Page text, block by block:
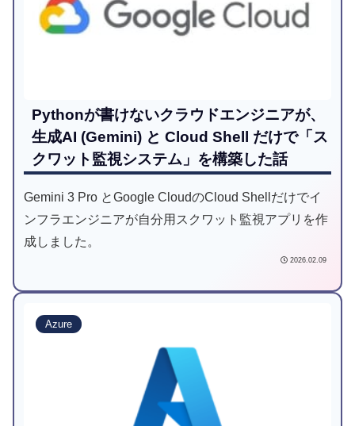
Pythonが書けないクラウドエンジニアが、
生成AI (Gemini) と Cloud Shell だけで「ス
クワット監視システム」を構築した話
Gemini 3 Pro とGoogle CloudのCloud Shellだけでイ
ンフラエンジニアが自分用スクワット監視アプリを作
成しました。
2026.02.09
Azure